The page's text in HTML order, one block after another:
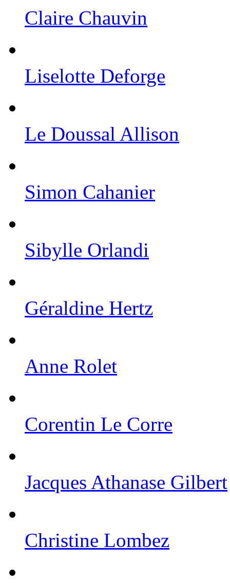
Claire Chauvin
Liselotte Deforge
Le Doussal Allison
Simon Cahanier
Sibylle Orlandi
Géraldine Hertz
Anne Rolet
Corentin Le Corre
Jacques Athanase Gilbert
Christine Lombez